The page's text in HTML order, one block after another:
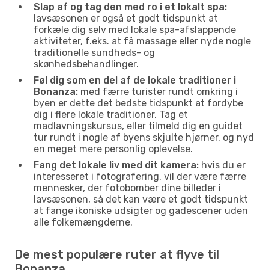
Slap af og tag den med ro i et lokalt spa:
lavsæsonen er også et godt tidspunkt at
forkæle dig selv med lokale spa-afslappende
aktiviteter, f.eks. at få massage eller nyde nogle
traditionelle sundheds- og
skønhedsbehandlinger.
Føl dig som en del af de lokale traditioner i
Bonanza: med færre turister rundt omkring i
byen er dette det bedste tidspunkt at fordybe
dig i flere lokale traditioner. Tag et
madlavningskursus, eller tilmeld dig en guidet
tur rundt i nogle af byens skjulte hjørner, og nyd
en meget mere personlig oplevelse.
Fang det lokale liv med dit kamera: hvis du er
interesseret i fotografering, vil der være færre
mennesker, der fotobomber dine billeder i
lavsæsonen, så det kan være et godt tidspunkt
at fange ikoniske udsigter og gadescener uden
alle folkemængderne.
De mest populære ruter at flyve til